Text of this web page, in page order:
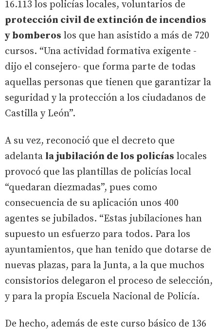
16.113 los policías locales, voluntarios de
protección civil de extinción de incendios
y bomberos los que han asistido a más de 720
cursos. “Una actividad formativa exigente -
dijo el consejero- que forma parte de todas
aquellas personas que tienen que garantizar la
seguridad y la protección a los ciudadanos de
Castilla y León”.
A su vez, reconoció que el decreto que
adelanta la jubilación de los policías locales
provocó que las plantillas de policías local
“quedaran diezmadas”, pues como
consecuencia de su aplicación unos 400
agentes se jubilados. “Estas jubilaciones han
supuesto un esfuerzo para todos. Para los
ayuntamientos, que han tenido que dotarse de
nuevas plazas, para la Junta, a la que muchos
consistorios delegaron el proceso de selección,
y para la propia Escuela Nacional de Policía.
De hecho, además de este curso básico de 136